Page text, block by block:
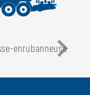
enrubanneuse